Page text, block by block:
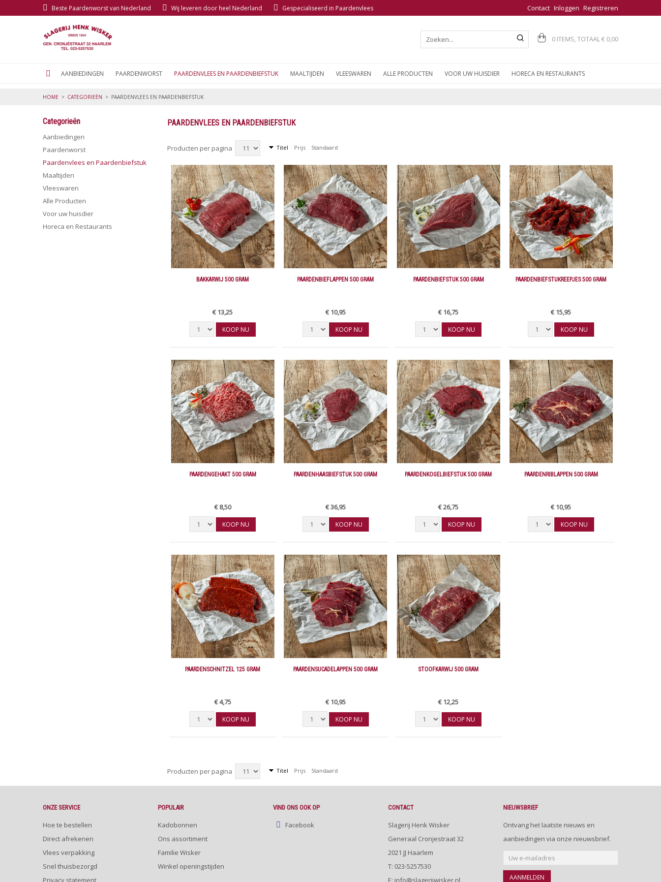
Beste Paardenworst van Nederland Wij leveren door heel Nederland Gespecialiseerd in Paardenvlees Contact Inloggen Registreren
0 ITEMS, TOTAAL€ 0,00
AANBIEDINGEN PAARDENWORST PAARDENVLEES EN PAARDENBIEFSTUK MAALTIJDEN VLEESWAREN ALLE PRODUCTEN VOOR UW HUISDIER HORECA EN RESTAURANTS
HOME > CATEGORIEËN > PAARDENVLEES EN PAARDENBIEFSTUK
Categorieën
Aanbiedingen
Paardenworst
Paardenvlees en Paardenbiefstuk
Maaltijden
Vleeswaren
Alle Producten
Voor uw huisdier
Horeca en Restaurants
PAARDENVLEES EN PAARDENBIEFSTUK
Producten per pagina Titel Prijs Standaard
BAKKARWIJ 500 GRAM
€ 13,25
KOOP NU
PAARDENBIEFLAPPEN 500 GRAM
€ 10,95
KOOP NU
PAARDENBIEFSTUK 500 GRAM
€ 16,75
KOOP NU
PAARDENBIEFSTUKREEPJES 500 GRAM
€ 15,95
KOOP NU
PAARDENGEHAKT 500 GRAM
€ 8,50
KOOP NU
PAARDENHAASBIEFSTUK 500 GRAM
€ 36,95
KOOP NU
PAARDENKOGELBIEFSTUK 500 GRAM
€ 26,75
KOOP NU
PAARDENRIBLAPPEN 500 GRAM
€ 10,95
KOOP NU
PAARDENSCHNITZEL 125 GRAM
€ 4,75
KOOP NU
PAARDENSUCADELAPPEN 500 GRAM
€ 10,95
KOOP NU
STOOFKARWIJ 500 GRAM
€ 12,25
KOOP NU
Producten per pagina Titel Prijs Standaard
ONZE SERVICE
Hoe te bestellen
Direct afrekenen
Vlees verpakking
Snel thuisbezorgd
Privacy statement
POPULAIR
Kadobonnen
Ons assortiment
Familie Wisker
Winkel openingstijden
VIND ONS OOK OP
Facebook
CONTACT
Slagerij Henk Wisker
Generaal Cronjestraat 32
2021 JJ Haarlem
T: 023-5257530
E: info@slagerijwisker.nl
NIEUWSBRIEF
Ontvang het laatste nieuws en
aanbiedingen via onze nieuwsbrief.
AANMELDEN